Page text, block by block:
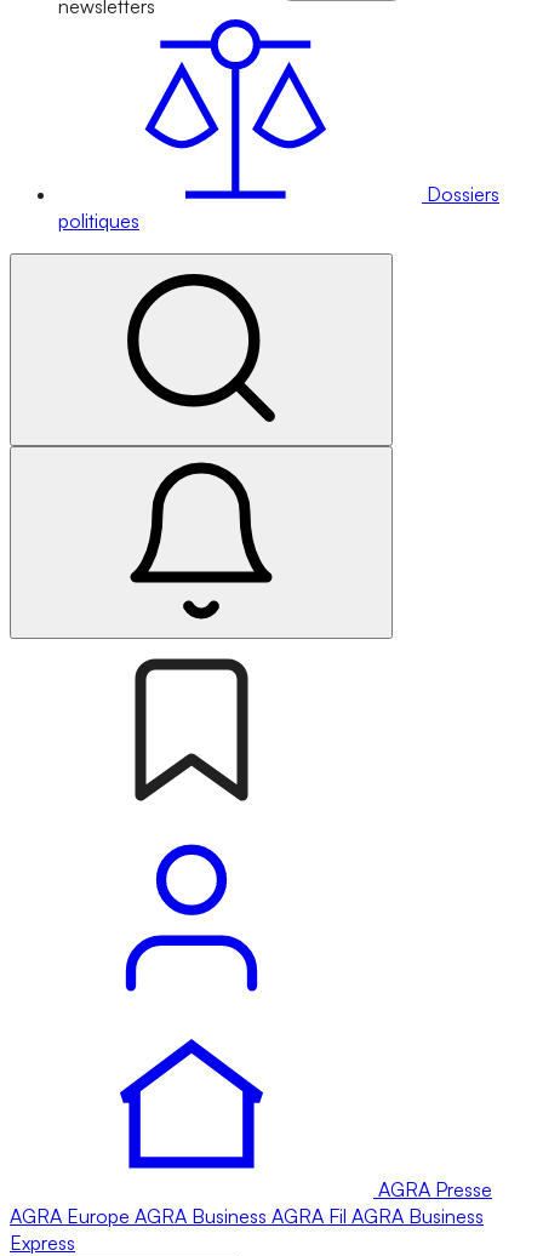
newsletters
Dossiers
politiques
AGRA Presse
AGRA Europe AGRA Business AGRA Fil AGRA Business
Express